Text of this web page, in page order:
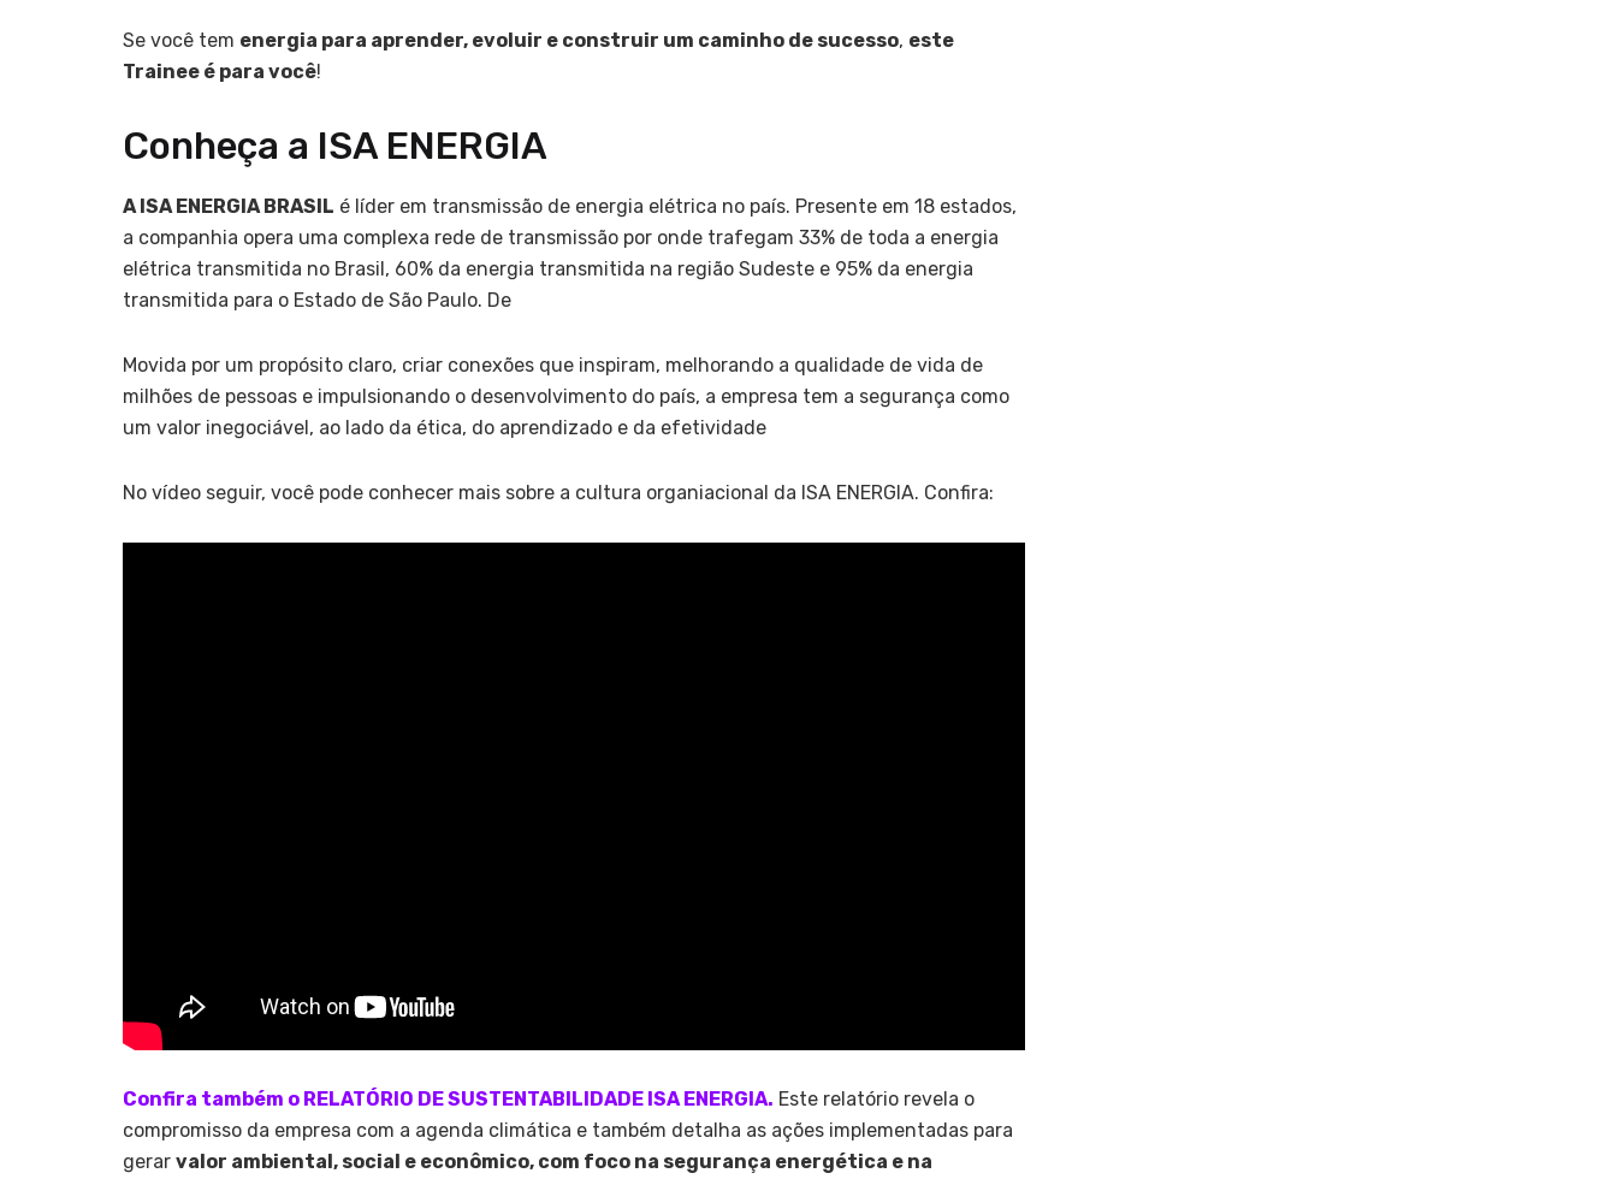
Se você tem energia para aprender, evoluir e construir um caminho de sucesso, este
Trainee é para você!
Conheça a ISA ENERGIA
A ISA ENERGIA BRASIL é líder em transmissão de energia elétrica no país. Presente em 18 estados,
a companhia opera uma complexa rede de transmissão por onde trafegam 33% de toda a energia
elétrica transmitida no Brasil, 60% da energia transmitida na região Sudeste e 95% da energia
transmitida para o Estado de São Paulo. De
Movida por um propósito claro, criar conexões que inspiram, melhorando a qualidade de vida de
milhões de pessoas e impulsionando o desenvolvimento do país, a empresa tem a segurança como
um valor inegociável, ao lado da ética, do aprendizado e da efetividade
No vídeo seguir, você pode conhecer mais sobre a cultura organiacional da ISA ENERGIA. Confira:
Confira também o RELATÓRIO DE SUSTENTABILIDADE ISA ENERGIA. Este relatório revela o
compromisso da empresa com a agenda climática e também detalha as ações implementadas para
gerar valor ambiental, social e econômico, com foco na segurança energética e na